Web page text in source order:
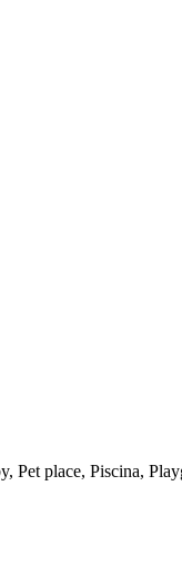
place, Piscina,